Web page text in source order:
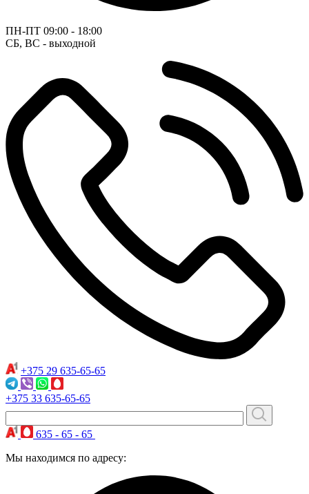
ПН-ПТ 09:00 - 18:00
СБ, ВС - выходной
+375 29 635-65-65
+375 33 635-65-65
635 - 65 - 65
Мы находимся по адресу: